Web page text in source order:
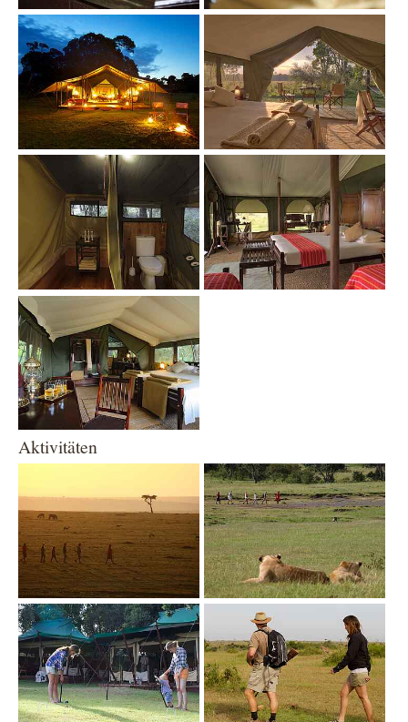
Show larger version Show larger version
Show larger version Show larger version
Show larger version
Aktivitäten
Show larger version
Show larger version Show larger version